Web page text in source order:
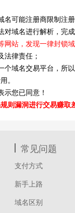
可能注册商限制注
域名进行解析，完
站，发现一律封锁
律责任；
域名交易平台，所
。
您已同意！
则漏洞进行交易赚
常见问题
支付方式
新手上路
域名区别